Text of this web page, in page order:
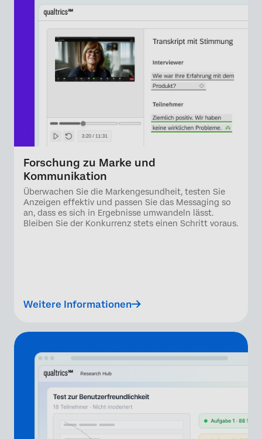
Forschung zu Marke und
Kommunikation
Überwachen Sie die Markengesundheit, testen Sie
Anzeigen effektiv und passen Sie das Messaging so
an, dass es sich in Ergebnisse umwandeln lässt.
Bleiben Sie der Konkurrenz stets einen Schritt voraus.
Weitere Informationen